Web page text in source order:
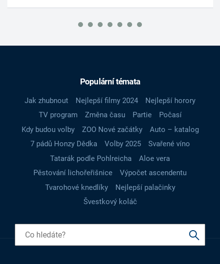
Populární témata
Jak zhubnout Nejlepší filmy 2024
Nejlepší horory
TV program
Změna času Partie
Počasí
Kdy budou volby
ZOO Nové začátky
Auto – katalog
7 pádů Honzy Dědka
Volby 2025
Svařené víno
Tatarák podle Pohlreicha
Aloe vera
Pěstování lichořeřišnice
Výpočet ascendentu
Tvarohové knedlíky
Nejlepší palačinky
Švestkový koláč